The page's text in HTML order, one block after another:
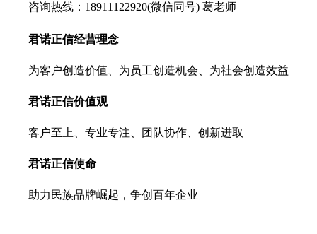
咨询热线：18911122920(微信同号) 葛老师
君诺正信经营理念
为客户创造价值、为员工创造机会、为社会创造效益
君诺正信价值观
客户至上、专业专注、团队协作、创新进取
君诺正信使命
助力民族品牌崛起，争创百年企业